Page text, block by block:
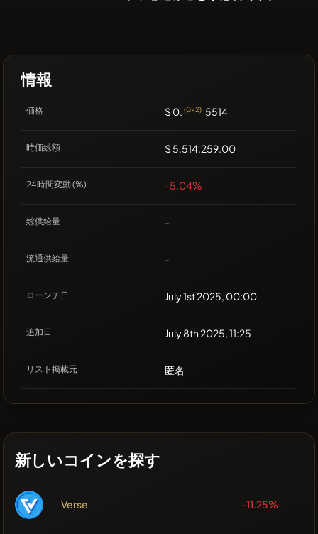
情報
価格 $ 0. (0x2) 5514
時価総額 $ 5,514,259.00
24時間変動 (%) -5.04%
総供給量 -
流通供給量 -
ローンチ日 July 1st 2025, 00:00
追加日 July 8th 2025, 11:25
リスト掲載元 匿名
新しいコインを探す
Verse -11.25%